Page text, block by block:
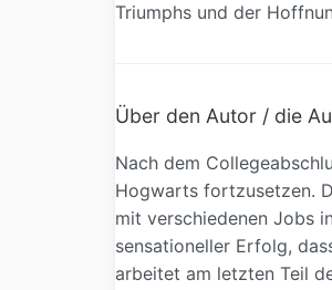
Triumphs und der
Über den Autor / die
Nach dem
Hogwarts fortzusetzen.
mit verschiedenen Jobs
sensationeller Erfolg,
arbeitet am letzten Teil